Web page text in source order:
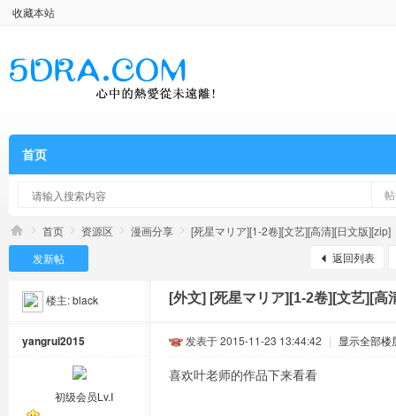
收藏本站
首页
首页 资源区 漫画分享
[死星マリア][1-2卷][文艺][高清][日文版][zip]
返回列表
发新帖
楼主:black [外文] [死星マリア][1-2卷][文艺][高
yangrui2015
初级会员Lv.Ⅰ
发表于 2015-11-23 13:44:42 | 显示全部楼
喜欢叶老师的作品下来看看